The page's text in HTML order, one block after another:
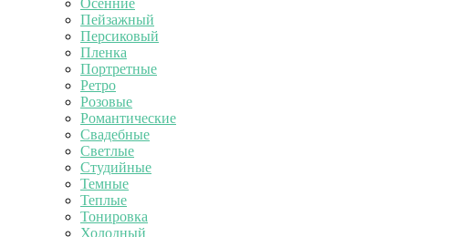
Осенние
Пейзажный
Персиковый
Пленка
Портретные
Ретро
Розовые
Романтические
Свадебные
Светлые
Студийные
Темные
Теплые
Тонировка
Холодный